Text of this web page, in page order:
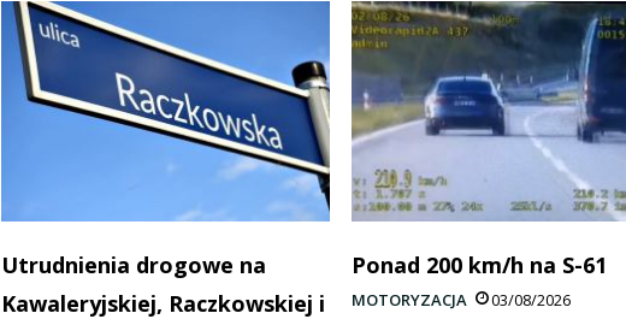
Utrudnienia drogowe na
Kawaleryjskiej, Raczkowskiej i
Ponad 200 km/h na S-61
MOTORYZACJA 03/08/2026